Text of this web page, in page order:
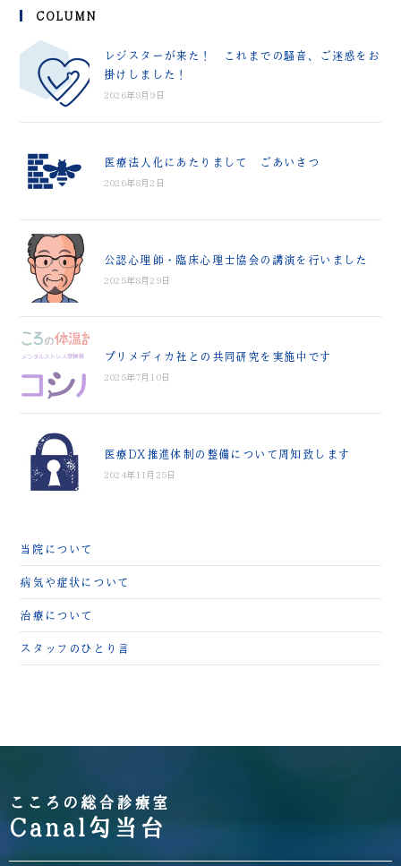
COLUMN
レジスターが来た！ これまでの騒音、ご迷惑をお
掛けしました！
2026年8月9日
医療法人化にあたりまして ごあいさつ
2026年8月2日
公認心理師・臨床心理士協会の講演を行いました
2025年8月29日
プリメディカ社との共同研究を実施中です
2025年7月10日
医療DX推進体制の整備について周知致します
2024年11月25日
当院について
病気や症状について
治療について
スタッフのひとり言
こころの総合診療室
Canal勾当台